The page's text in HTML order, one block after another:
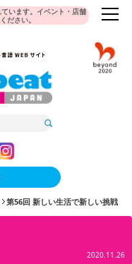
います。イベント・店舗
ださい。
第56回 新しい生活で新しい挑戦
2020.11.26